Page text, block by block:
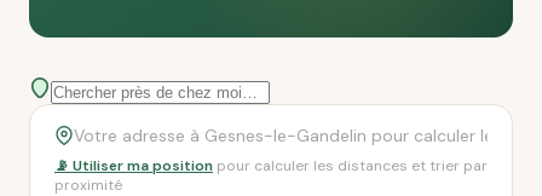
📡 Utiliser ma position pour calculer les distances et trier par
proximité